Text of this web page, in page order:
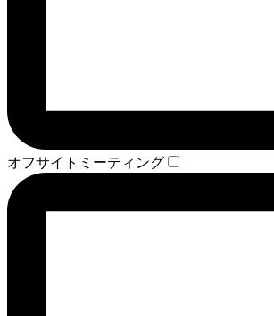
オフサイトミーティング